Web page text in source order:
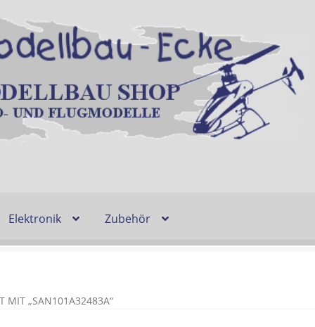
Elektronik Zubehör
Lieferzeit & Verfügbarkeit
MIT „SAN101A32483A“